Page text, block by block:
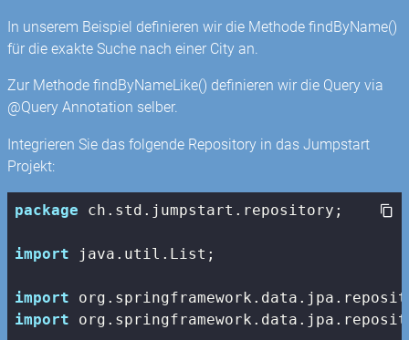
In unserem Beispiel definieren wir die Methode findByName()
für die exakte Suche nach einer City an.
Zur Methode findByNameLike() definieren wir die Query via
@Query Annotation selber.
Integrieren Sie das folgende Repository in das Jumpstart
Projekt:
package ch.std.jumpstart.repository;
import java.util.List;
import
import